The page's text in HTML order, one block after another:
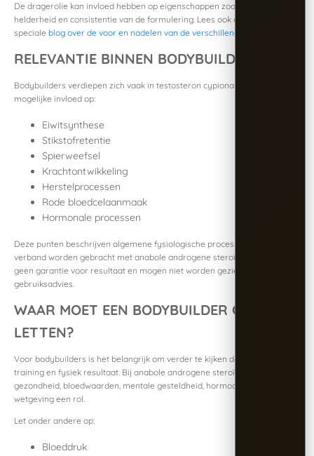
De dragerolie kan invloed hebben op eigenschappen zoals viscositeit,
helderheid en consistentie van de formulering. Lees ook onze
speciale blog over de voor en nadelen van de verschillende dragerolien
RELEVANTIE BINNEN BODYBUILDING
Bodybuilders verdiepen zich vaak in testosteron cypionate vanwege de
mogelijke invloed op:
Eiwitsynthese
Stikstofretentie
Spierweefsel
Krachtontwikkeling
Herstelprocessen
Rode bloedcelaanmaak
Hormonale processen
Deze punten beschrijven algemene fysiologische processen die in
verband worden gebracht met anabole androgene steroïden. Ze zijn
geen garantie voor resultaat en mogen niet worden gezien als
gebruiksadvies.
WAAR MOET EEN BODYBUILDER OP
LETTEN?
Voor bodybuilders is het belangrijk om verder te kijken dan alleen
training en fysiek resultaat. Bij anabole androgene steroïden spelen ook
gezondheid, bloedwaarden, mentale gesteldheid, hormoonbalans en
wetgeving een rol.
Let onder andere op:
Bloeddruk